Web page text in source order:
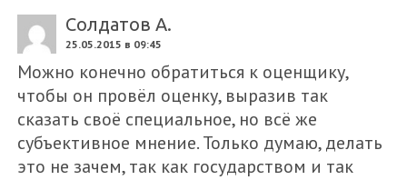
Солдатов А.
25.05.2015 в 09:45
Можно конечно обратиться к оценщику,
чтобы он провёл оценку, выразив так
сказать своё специальное, но всё же
субъективное мнение. Только думаю, делать
это не зачем, так как государством и так